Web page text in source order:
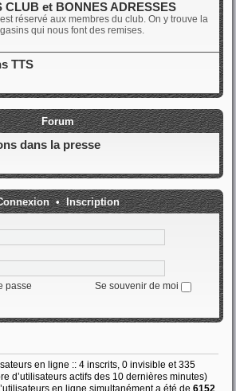
CLUB et BONNES ADRESSES
réservé aux membres du club. On y trouve la
qui nous font des remises.
TTS
Forum
dans la presse
•Inscription
passe Se souvenir de moi
en ligne :: 4 inscrits, 0 invisible et 335
d’utilisateurs actifs des 10 dernières minutes)
en ligne simultanément a été de 6152